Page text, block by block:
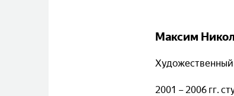
Максим
2001 – 2006 гг.